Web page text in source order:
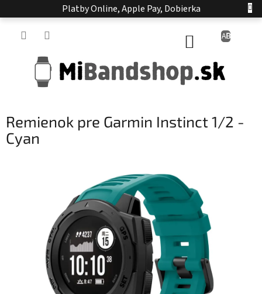
na
Platby Online, Apple Pay, Dobierka
NÁKUPNÝ
Remienok pre Garmin Instinct 1/2 -
Cyan